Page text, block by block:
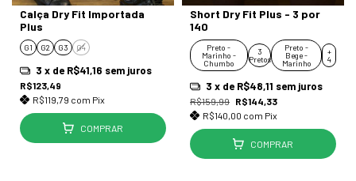
Calça Dry Fit Importada
Plus
G1 G2 G3 G4
R$123,49
R$119,79 com Pix
3 x de R$41,16 sem juros
COMPRAR
Short Dry Fit Plus - 3 por
140
Preto -
Marinho -
Chumbo
3
Pretos
Preto -
Bege -
Marinho
+
4
R$159,99 R$144,33
R$140,00 com Pix
3 x de R$48,11 sem juros
COMPRAR